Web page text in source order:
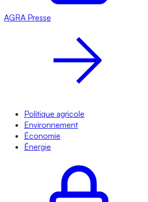
AGRA Presse
Politique agricole
Environnement
Économie
Énergie